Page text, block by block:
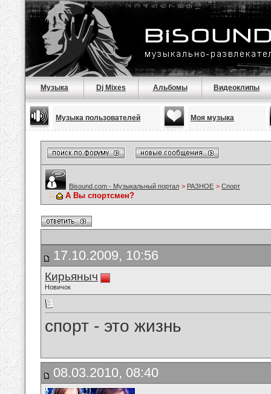
Музыка Dj Mixes Альбомы Видеоклипы
Музыка пользователей Моя музыка
Bisound.com - Музыкальный портал > РАЗНОЕ > Спорт
А Вы спортсмен?
17.10.2009, 10:56
Кирьяныч
Новичок
спорт - это жизнь
08.03.2010, 08:40